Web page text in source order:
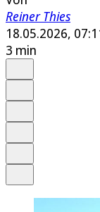
Reiner Thies
18.05.2026,
3 min